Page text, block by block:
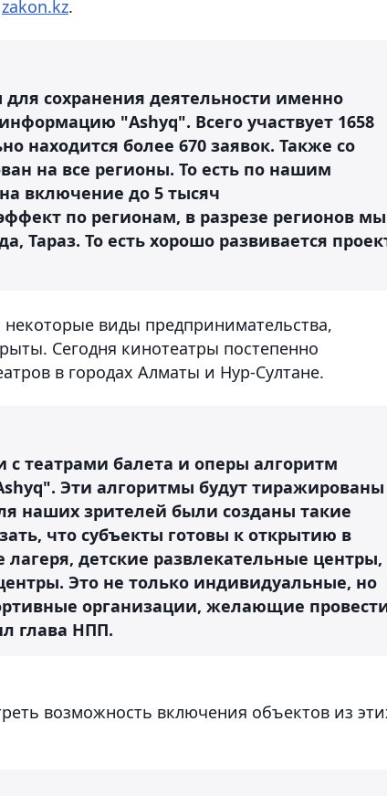
zakon.kz.
сохранения деятельности именно
"Ashyq". Всего участвует 1658
находится более 670 заявок. Также со
на все регионы. То есть по нашим
включение до 5 тысяч
по регионам, в разрезе регионов мы
Тараз. То есть хорошо развивается
виды предпринимательства,
Сегодня кинотеатры постепенно
в городах Алматы и Нур-Султане.
с театрами балета и оперы алгоритм
Эти алгоритмы будут тиражированы
наших зрителей были созданы такие
что субъекты готовы к открытию в
лагеря, детские развлекательные центры,
Это не только индивидуальные, но
организации, желающие
глава НПП.
возможность включения объектов из